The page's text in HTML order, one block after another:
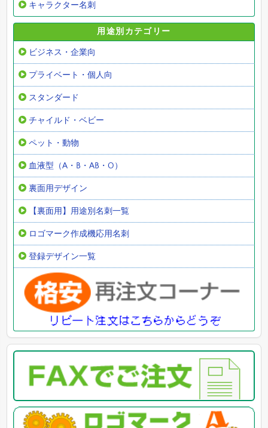
キャラクター名刺
用途別カテゴリー
ビジネス・企業向
プライベート・個人向
スタンダード
チャイルド・ベビー
ペット・動物
血液型（A・B・AB・O）
裏面用デザイン
【裏面用】用途別名刺一覧
ロゴマーク作成機応用名刺
登録デザイン一覧